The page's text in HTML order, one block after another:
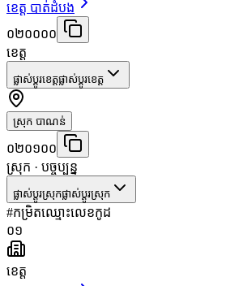
ខេត្ត បាត់ដំបង
០២០០០០
ខេត្ត
ផ្លាស់ប្តូរខេត្តផ្លាស់ប្តូរខេត្ត
ស្រុក បាណន់
០២០១០០
ស្រុក · បច្ចុប្បន្ន
ផ្លាស់ប្តូរស្រុកផ្លាស់ប្តូរស្រុក
#កម្រិតឈ្មោះលេខកូដ
០១
ខេត្ត